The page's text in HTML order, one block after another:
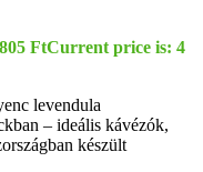
FtCurrent price is: 4
levendula
– ideális kávézók,
készült